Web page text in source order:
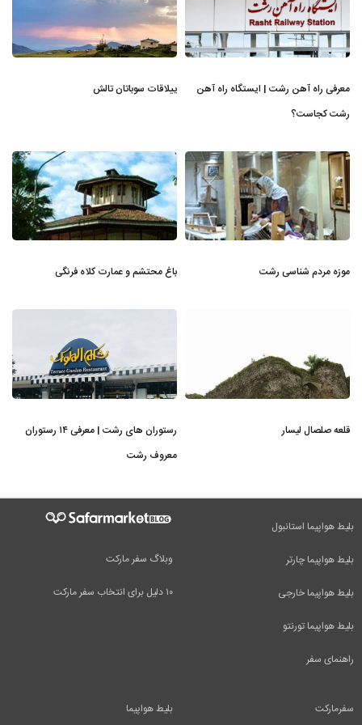
معرفی راه آهن رشت | ایستگاه راه آهن
رشت کجاست؟
ییلاقات سوباتان تالش
موزه مردم شناسی رشت باغ محتشم و عمارت کلاه فرنگی
قلعه صلصال لیسار
رستوران های رشت | معرفی ۱۴ رستوران
معروف رشت
وبلاگ سفر مارکت
۱۰ دلیل برای انتخاب سفر مارکت
بلیط هواپیما استانبول
بلیط هواپیما چارتر
بلیط هواپیما خارجی
بلیط هواپیما تورنتو
راهنمای سفر
بلیط هواپیما سفرمارکت